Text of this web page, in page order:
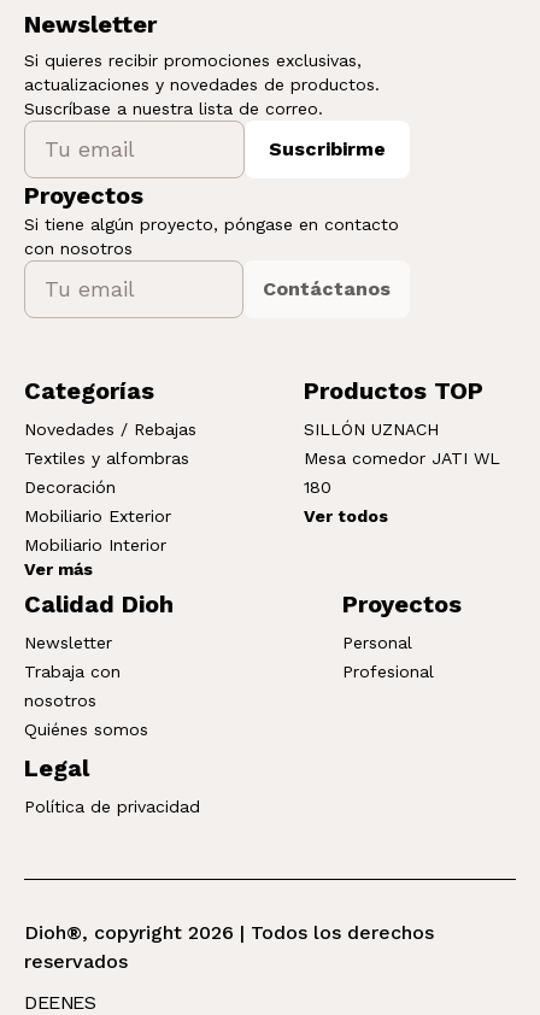
Newsletter
Si quieres recibir promociones exclusivas,
actualizaciones y novedades de productos.
Suscríbase a nuestra lista de correo.
Suscribirme
Proyectos
Si tiene algún proyecto, póngase en contacto
con nosotros
Contáctanos
Categorías
Novedades / Rebajas
Textiles y alfombras
Decoración
Mobiliario Exterior
Mobiliario Interior
Ver más
Productos TOP
SILLÓN UZNACH
Mesa comedor JATI WL
180
Ver todos
Calidad Dioh
Newsletter
Trabaja con
nosotros
Quiénes somos
Proyectos
Personal
Profesional
Legal
Política de privacidad
Dioh®, copyright 2026 | Todos los derechos
reservados
DEENES